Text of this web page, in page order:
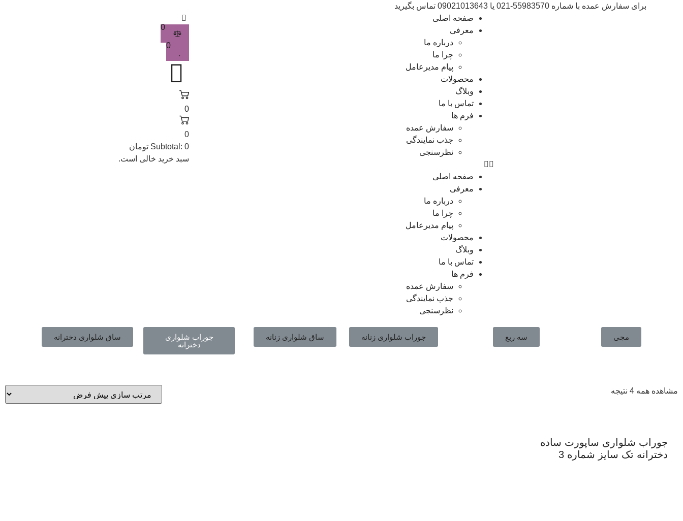
برای سفارش عمده با شماره 55983570-021 یا 09021013643 تماس بگیرید
صفحه اصلی
معرفی
درباره ما
چرا ما
پیام مدیرعامل
محصولات
وبلاگ
تماس با ما
فرم ها
سفارش عمده
جذب نمایندگی
نظرسنجی
صفحه اصلی
معرفی
درباره ما
چرا ما
پیام مدیرعامل
محصولات
وبلاگ
تماس با ما
فرم ها
سفارش عمده
جذب نمایندگی
نظرسنجی
0
0
0
0
Subtotal: 0
تومان
سبد خرید خالی است.
مچی سه ربع جوراب شلواری زنانه ساق شلواری زنانه
جوراب شلواری
دخترانه
ساق شلواری دخترانه
مشاهده همه 4 نتیجه
جوراب شلواری ساپورت ساده
دخترانه تک سایز شماره 3